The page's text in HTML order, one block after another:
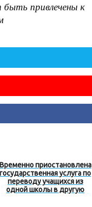
быть привлечены к
Временно приостановлена
​​государственная услуга по
переводу учащихся из
одной школы в другую